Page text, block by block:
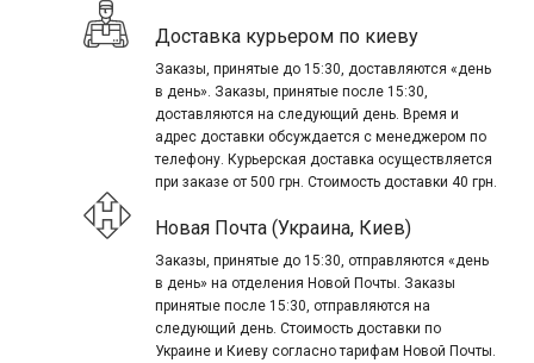
Доставка курьером по киеву
Заказы, принятые до 15:30, доставляются «день
в день». Заказы, принятые после 15:30,
доставляются на следующий день. Время и
адрес доставки обсуждается с менеджером по
телефону. Курьерская доставка осуществляется
при заказе от 500 грн. Стоимость доставки 40 грн.
Новая Почта (Украина, Киев)
Заказы, принятые до 15:30, отправляются «день
в день» на отделения Новой Почты. Заказы
принятые после 15:30, отправляются на
следующий день. Стоимость доставки по
Украине и Киеву согласно тарифам Новой Почты.